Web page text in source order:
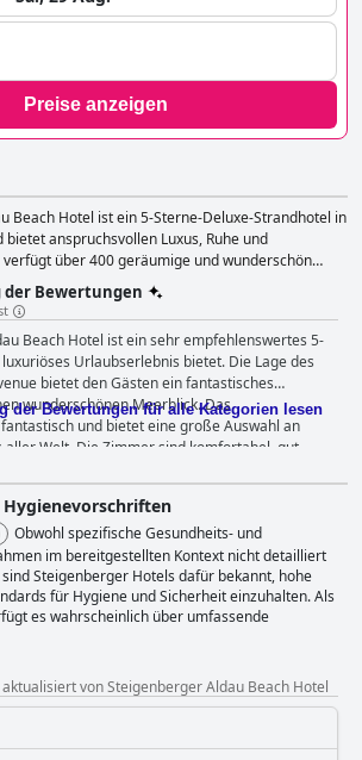
Preise anzeigen
Beach Hotel ist ein 5-Sterne-Deluxe-Strandhotel in
bietet anspruchsvollen Luxus, Ruhe und
über 400 geräumige und wunderschön
Zimmer und Suiten mit herrlichem Blick auf das
aus einer Reihe von Speisemöglichkeiten
ist 24 Stunden am Tag verfügbar. Das Hotel
wie Strandzugang, Wassersport, einen
und Spa-Einrichtungen. Das Steigenberger
ideales Ziel für alle, die einen luxuriösen und
in Hurghada verbringen möchten.
der Bewertungen
Beach Hotel ist ein sehr empfehlenswertes 5-
Urlaubserlebnis bietet. Die Lage des
bietet den Gästen ein fantastisches
wunderschönen Meerblick. Das
und bietet eine große Auswahl an
aller Welt. Die Zimmer sind komfortabel, gut
obwohl einige Gäste anmerkten, dass sie
seien. Das Hotel wird für seine
Einrichtungen, einschließlich des
Bereiche, gelobt. Das Personal ist
beschreiben es als großartig, höflich,
hilfsbereit und zuvorkommend. Das Spa
sind die Highlights des Hotels, auch wenn
dass der Pool manchmal überfüllt ist. Der
wunderschön mit atemberaubenden
friedlichen Atmosphäre. Das Hotel ist
wenn einige Gäste anmerkten, dass die
waren. Insgesamt ist das Steigenberger
der Spitzenklasse, das seinen Gästen ein
bietet.
der Bewertungen für alle Kategorien lesen
Obwohl spezifische Gesundheits- und
im bereitgestellten Kontext nicht detailliert
Steigenberger Hotels dafür bekannt, hohe
für Hygiene und Sicherheit einzuhalten. Als
es wahrscheinlich über umfassende
von Steigenberger Aldau Beach Hotel